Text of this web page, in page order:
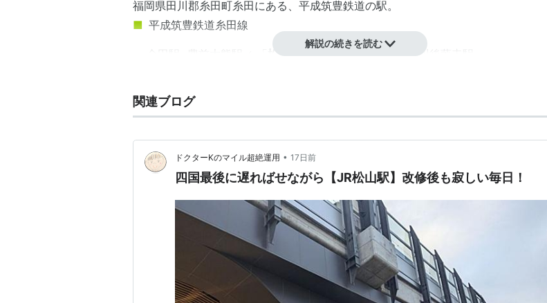
福岡県田川郡糸田町糸田にある、 平成筑豊鉄道の駅。
■ 平成筑豊鉄道糸田線
松山駅」→糸田駅−大藪駅−田川後藤寺駅
○リスト：駅キーワード
○リスト：駅つきキーワード
松山駅 (地理) 【まつやま】
松山駅 JR四国・JR貨物
南江戸に存在する、 JR四国とJR貨物の「松山
が通り、この駅より北側が直流電化、南側が非電化となる。
駅ナンバリング
：(Y-55)及び(U-00）この駅で番号が分割される。
市内には他に、伊予鉄道 の「松山市駅 」が存在している。「松山市駅」へは距離があ
解説の続きを読む
関連ブログ
ドクターKのマイル超絶運用 • 17日前
四国最後に遅ればせながら【JR松山駅】改修後も寂しい毎日！